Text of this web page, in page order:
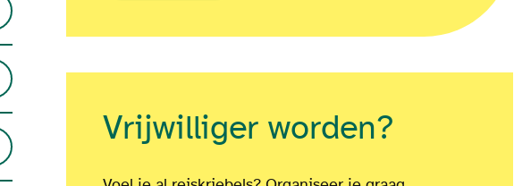
Vrijwilliger worden?